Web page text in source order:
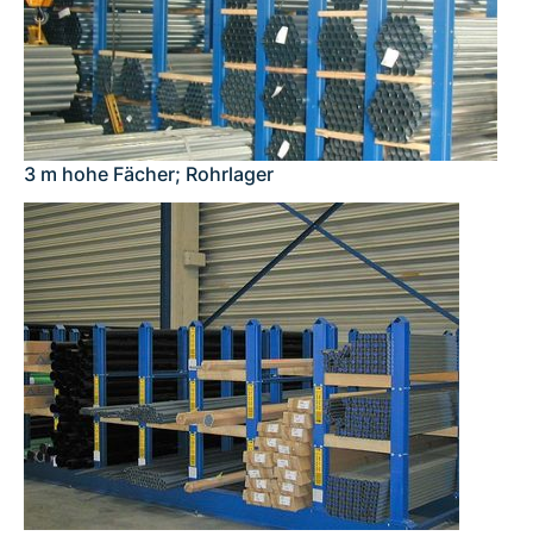
3 m hohe Fächer; Rohrlager